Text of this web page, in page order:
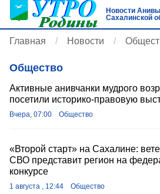
Новости
Сахалинской
Главная Новости
Общество
Активные анивчанки мудрого
посетили историко-правовую
Вчера, 07:00 Общество
«Второй старт» на Сахалине:
СВО представит регион на
конкурсе
1 августа , 12:44 Общество